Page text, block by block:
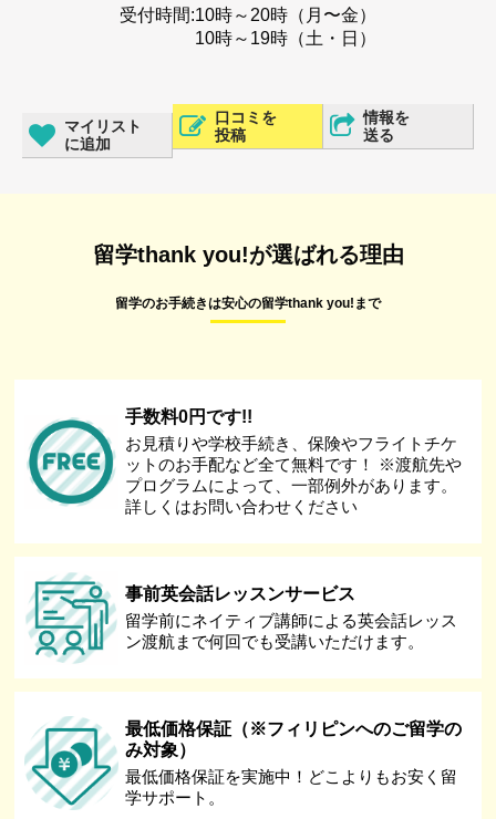
受付時間:10時～20時（月〜金）
10時～19時（土・日）
マイリスト
に追加
口コミを
投稿
情報を
送る
留学thank you!が選ばれる理由
留学のお手続きは安心の留学thank you!まで
手数料0円です!!
お見積りや学校手続き、保険やフライトチケ
ットのお手配など全て無料です！ ※渡航先や
プログラムによって、一部例外があります。
詳しくはお問い合わせください
事前英会話レッスンサービス
留学前にネイティブ講師による英会話レッス
ン渡航まで何回でも受講いただけます。
最低価格保証（※フィリピンへのご留学の
み対象）
最低価格保証を実施中！どこよりもお安く留
学サポート。